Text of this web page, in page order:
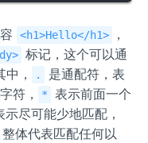
<h1>Hello</h1>
，
标记，这个可以通
， .
是通配符，表
符， *
表示前面一个
示尽可能少地匹配，
整体代表匹配任何以